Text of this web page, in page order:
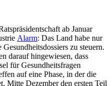
ab Januar
Alarm: Das Land habe nur
zu steuern.
darauf hingewiesen, dass
für Gesundheitsfragen
auf eine Phase, in der die
Mitte Dezember den ersten Teil